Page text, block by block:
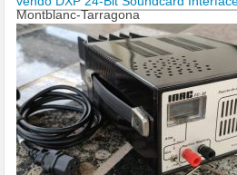
Montblanc-Tarragona